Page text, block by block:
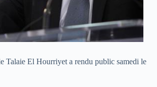
Talaie El Hourriyet a rendu public samedi le